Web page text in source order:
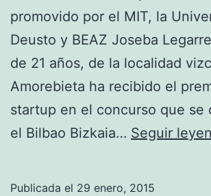
promovido por el MIT, la
Deusto y BEAZ Joseba
de 21 años, de la localidad
Amorebieta ha recibido el
startup en el concurso que se
el Bilbao Bizkaia… Seguir
Publicada el 29 enero, 2015